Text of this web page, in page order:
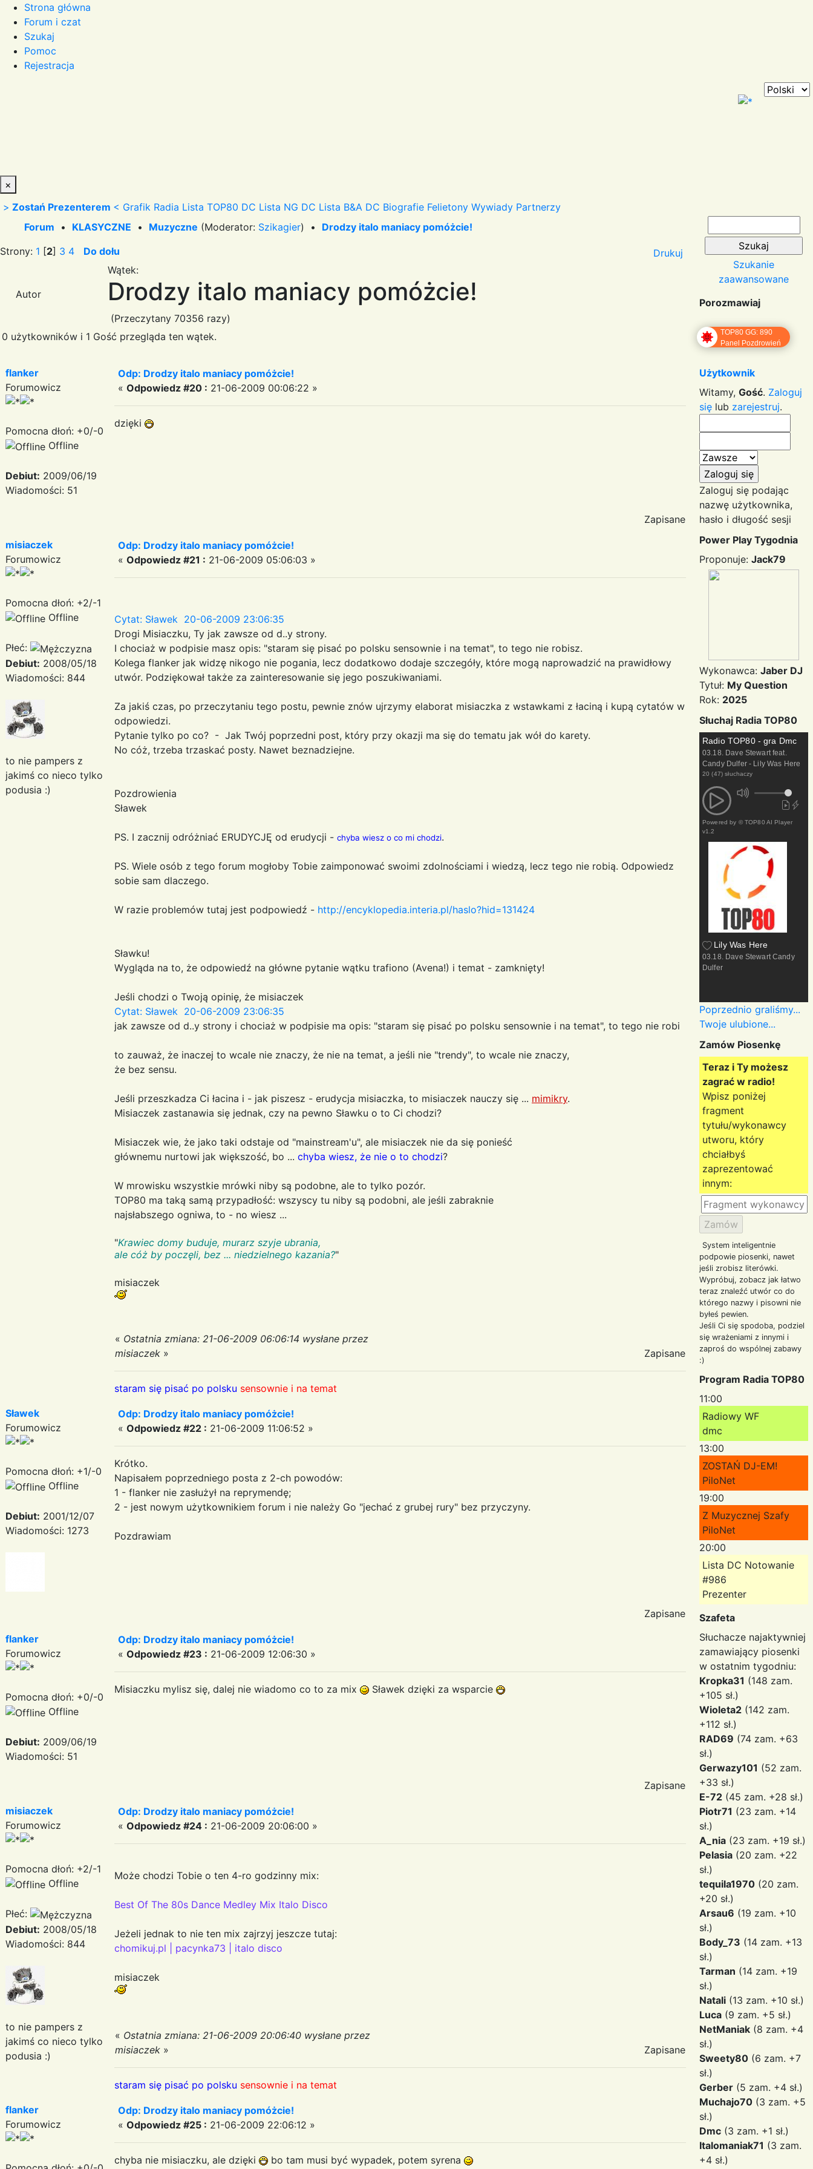
Strona główna
Forum i czat
Szukaj
Pomoc
Rejestracja
×
> Zostań Prezenterem < Grafik Radia Lista TOP80 DC Lista NG DC Lista B&A DC Biografie Felietony Wywiady Partnerzy
Forum • KLASYCZNE • Muzyczne (Moderator: Szikagier) • Drodzy italo maniacy pomóżcie!
Strony: 1 [2] 3 4 Do dołu Drukuj
Autor
Wątek:
Drodzy italo maniacy pomóżcie!
(Przeczytany 70356 razy)
0 użytkowników i 1 Gość przegląda ten wątek.
flanker
Forumowicz
Pomocna dłoń: +0/-0
Offline
Debiut: 2009/06/19
Wiadomości: 51
Odp: Drodzy italo maniacy pomóżcie!
« Odpowiedz #20 : 21-06-2009 00:06:22 »
dzięki
Zapisane
misiaczek
Forumowicz
Pomocna dłoń: +2/-1
Offline
Płeć:
Debiut: 2008/05/18
Wiadomości: 844
to nie pampers z
jakimś co nieco tylko
podusia :)
Odp: Drodzy italo maniacy pomóżcie!
« Odpowiedz #21 : 21-06-2009 05:06:03 »
Cytat: Sławek 20-06-2009 23:06:35
Drogi Misiaczku, Ty jak zawsze od d..y strony.
I chociaż w podpisie masz opis: "staram się pisać po polsku sensownie i na temat", to tego nie robisz.
Kolega flanker jak widzę nikogo nie pogania, lecz dodatkowo dodaje szczegóły, które mogą naprowadzić na prawidłowy
utwór. Podziękował także za zainteresowanie się jego poszukiwaniami.
Za jakiś czas, po przeczytaniu tego postu, pewnie znów ujrzymy elaborat misiaczka z wstawkami z łaciną i kupą cytatów w
odpowiedzi.
Pytanie tylko po co? - Jak Twój poprzedni post, który przy okazji ma się do tematu jak wół do karety.
No cóż, trzeba trzaskać posty. Nawet beznadziejne.
Pozdrowienia
Sławek
PS. I zacznij odróżniać ERUDYCJĘ od erudycji - chyba wiesz o co mi chodzi.
PS. Wiele osób z tego forum mogłoby Tobie zaimponować swoimi zdolnościami i wiedzą, lecz tego nie robią. Odpowiedz
sobie sam dlaczego.
W razie problemów tutaj jest podpowiedź - http://encyklopedia.interia.pl/haslo?hid=131424
Sławku!
Wygląda na to, że odpowiedź na główne pytanie wątku trafiono (Avena!) i temat - zamknięty!
Jeśli chodzi o Twoją opinię, że misiaczek
Cytat: Sławek 20-06-2009 23:06:35
jak zawsze od d..y strony i chociaż w podpisie ma opis: "staram się pisać po polsku sensownie i na temat", to tego nie robi
to zauważ, że inaczej to wcale nie znaczy, że nie na temat, a jeśli nie "trendy", to wcale nie znaczy,
że bez sensu.
Jeśli przeszkadza Ci łacina i - jak piszesz - erudycja misiaczka, to misiaczek nauczy się ... mimikry.
Misiaczek zastanawia się jednak, czy na pewno Sławku o to Ci chodzi?
Misiaczek wie, że jako taki odstaje od "mainstream'u", ale misiaczek nie da się ponieść
głównemu nurtowi jak większość, bo ... chyba wiesz, że nie o to chodzi?
W mrowisku wszystkie mrówki niby są podobne, ale to tylko pozór.
TOP80 ma taką samą przypadłość: wszyscy tu niby są podobni, ale jeśli zabraknie
najsłabszego ogniwa, to - no wiesz ...
"Krawiec domy buduje, murarz szyje ubrania,
ale cóż by poczęli, bez ... niedzielnego kazania?"
misiaczek
« Ostatnia zmiana: 21-06-2009 06:06:14 wysłane przez
misiaczek » Zapisane
staram się pisać po polsku sensownie i na temat
Sławek
Forumowicz
Pomocna dłoń: +1/-0
Offline
Debiut: 2001/12/07
Wiadomości: 1273
Odp: Drodzy italo maniacy pomóżcie!
« Odpowiedz #22 : 21-06-2009 11:06:52 »
Krótko.
Napisałem poprzedniego posta z 2-ch powodów:
1 - flanker nie zasłużył na reprymendę;
2 - jest nowym użytkownikiem forum i nie należy Go "jechać z grubej rury" bez przyczyny.
Pozdrawiam
Zapisane
flanker
Forumowicz
Pomocna dłoń: +0/-0
Offline
Debiut: 2009/06/19
Wiadomości: 51
Odp: Drodzy italo maniacy pomóżcie!
« Odpowiedz #23 : 21-06-2009 12:06:30 »
Misiaczku mylisz się, dalej nie wiadomo co to za mix Sławek dzięki za wsparcie
Zapisane
misiaczek
Forumowicz
Pomocna dłoń: +2/-1
Offline
Płeć:
Debiut: 2008/05/18
Wiadomości: 844
to nie pampers z
jakimś co nieco tylko
podusia :)
Odp: Drodzy italo maniacy pomóżcie!
« Odpowiedz #24 : 21-06-2009 20:06:00 »
Może chodzi Tobie o ten 4-ro godzinny mix:
Best Of The 80s Dance Medley Mix Italo Disco
Jeżeli jednak to nie ten mix zajrzyj jeszcze tutaj:
chomikuj.pl | pacynka73 | italo disco
misiaczek
« Ostatnia zmiana: 21-06-2009 20:06:40 wysłane przez
misiaczek » Zapisane
staram się pisać po polsku sensownie i na temat
flanker
Forumowicz
Odp: Drodzy italo maniacy pomóżcie!
« Odpowiedz #25 : 21-06-2009 22:06:12 »
chyba nie misiaczku, ale dzięki bo tam musi być wypadek, potem syrena
Szukanie
zaawansowane
Porozmawiaj
TOP80 GG: 890
Panel Pozdrowień
Użytkownik
Witamy, Gość. Zaloguj
się lub zarejestruj.
Zaloguj się podając
nazwę użytkownika,
hasło i długość sesji
Power Play Tygodnia
Proponuje: Jack79
Wykonawca: Jaber DJ
Tytuł: My Question
Rok: 2025
Słuchaj Radia TOP80
Radio TOP80 - gra Dmc
03.18. Dave Stewart feat.
Candy Dulfer - Lily Was Here
20 (47) słuchaczy
Powered by © TOP80 AI Player
v1.2
Lily Was Here
03.18. Dave Stewart Candy
Dulfer
Poprzednio graliśmy...
Twoje ulubione...
Zamów Piosenkę
Teraz i Ty możesz
zagrać w radio!
Wpisz poniżej
fragment
tytułu/wykonawcy
utworu, który
chciałbyś
zaprezentować
innym:
System inteligentnie
podpowie piosenki, nawet
jeśli zrobisz literówki.
Wypróbuj, zobacz jak łatwo
teraz znaleźć utwór co do
którego nazwy i pisowni nie
byłeś pewien.
Jeśli Ci się spodoba, podziel
się wrażeniami z innymi i
zaproś do wspólnej zabawy
:)
Program Radia TOP80
11:00
Radiowy WF
dmc
13:00
ZOSTAŃ DJ-EM!
PiloNet
19:00
Z Muzycznej Szafy
PiloNet
20:00
Lista DC Notowanie
#986
Prezenter
Szafeta
Słuchacze najaktywniej
zamawiający piosenki
w ostatnim tygodniu:
Kropka31 (148 zam.
+105 sł.)
Wioleta2 (142 zam.
+112 sł.)
RAD69 (74 zam. +63
sł.)
Gerwazy101 (52 zam.
+33 sł.)
E-72 (45 zam. +28 sł.)
Piotr71 (23 zam. +14
sł.)
A_nia (23 zam. +19 sł.)
Pelasia (20 zam. +22
sł.)
tequila1970 (20 zam.
+20 sł.)
Arsau6 (19 zam. +10
sł.)
Body_73 (14 zam. +13
sł.)
Tarman (14 zam. +19
sł.)
Natali (13 zam. +10 sł.)
Luca (9 zam. +5 sł.)
NetManiak (8 zam. +4
sł.)
Sweety80 (6 zam. +7
sł.)
Gerber (5 zam. +4 sł.)
Muchajo70 (3 zam. +5
sł.)
Dmc (3 zam. +1 sł.)
Italomaniak71 (3 zam.
+4 sł.)